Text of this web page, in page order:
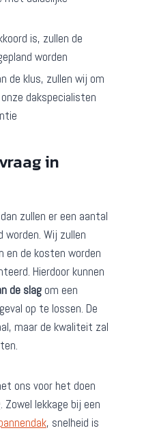
is, zullen de
worden
de klus, zullen wij om
dakspecialisten
in
zullen er een aantal
worden. Wij zullen
en de kosten worden
Hierdoor kunnen
de slag om een
op te lossen. De
maar de kwaliteit zal
ons voor het doen
Zowel lekkage bij een
, snelheid is